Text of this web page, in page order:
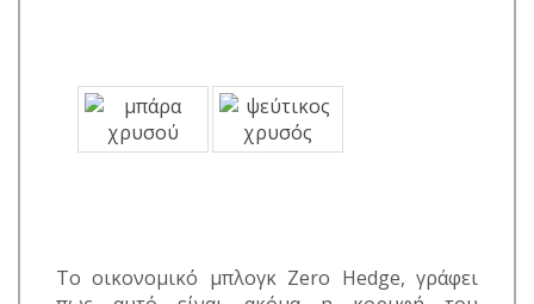
Το οικονομικό μπλογκ Zero Hedge, γράφει